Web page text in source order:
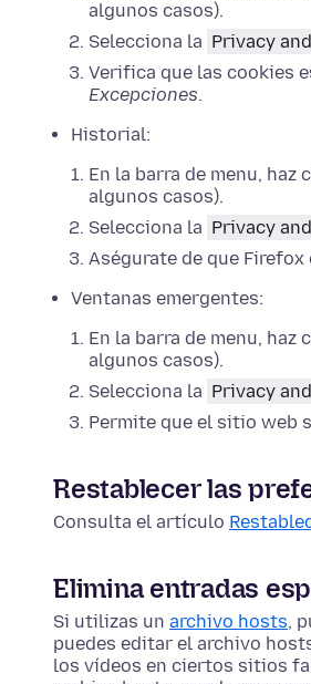
algunos casos).
Selecciona la Privacy
Verifica que las cookies
Excepciones.
Historial:
En la barra de menu, haz
algunos casos).
Selecciona la Privacy
Aségurate de que
Ventanas emergentes:
En la barra de menu, haz
algunos casos).
Selecciona la Privacy
Permite que el sitio web
Restablecer las
Consulta el artículo
Elimina entradas
Si utilizas un archivo hosts,
puedes editar el archivo
los vídeos en ciertos sitios